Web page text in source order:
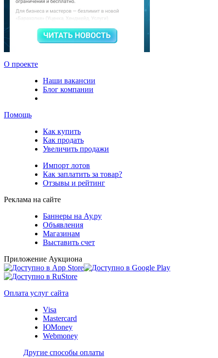
О проекте
Наши вакансии
Блог компании
Помощь
Как купить
Как продать
Увеличить продажи
Импорт лотов
Как заплатить за товар?
Отзывы и рейтинг
Реклама на сайте
Баннеры на Ау.ру
Объявления
Магазинам
Выставить счет
Приложение Аукциона
Оплата услуг сайта
Visa
Mastercard
ЮMoney
Webmoney
Другие способы оплаты